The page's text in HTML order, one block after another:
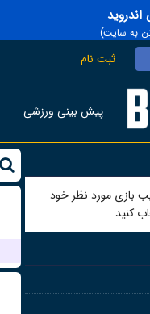
به سایت)
ثبت نام
پیش بینی ورزشی
بازی مورد نظر خود
کنید